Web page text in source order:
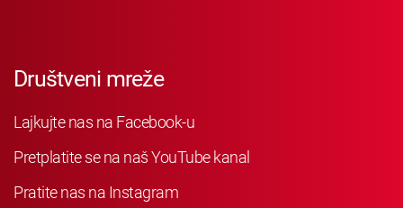
Društveni mreže
Lajkujte nas na Facebook-u
Pretplatite se na naš YouTube kanal
Pratite nas na Instagram